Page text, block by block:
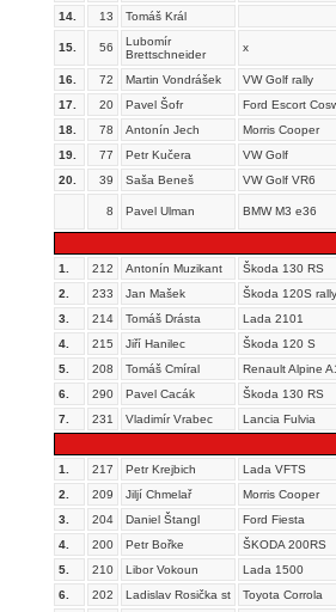
14.
13 Tomáš Král
15. 56
Lubomír
Brettschneider
x
16. 72 Martin Vondrášek
VW Golf rally
17.
20 Pavel Šofr
Ford Escort
18.
78 Antonín Jech
Morris Cooper
19.
77 Petr Kučera
VW Golf
20.
39 Saša Beneš VW Golf VR6
8 Pavel Ulman BMW M3 e36
1. 212 Antonín Muzikant
Škoda 130 RS
2.
233 Jan Mašek
Škoda 120S rally
3.
214 Tomáš Drásta
Lada 2101
4.
215 Jiří Hanilec
Škoda 120 S
5.
208 Tomáš Cmíral
Renault Alpine
6.
290 Pavel Cacák
Škoda 130 RS
7.
231 Vladimír Vrabec Lancia Fulvia
1. 217 Petr Krejbich
Lada VFTS
2.
209 Jiljí Chmelař
Morris Cooper
3.
204 Daniel Štangl
Ford Fiesta
4.
200 Petr Bořke
ŠKODA 200RS
5.
210 Libor Vokoun
Lada 1500
6.
202 Ladislav Rosička st Toyota Corrola